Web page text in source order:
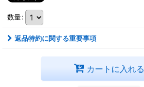
数量:
返品特約に関する重要事項
カートに入れる